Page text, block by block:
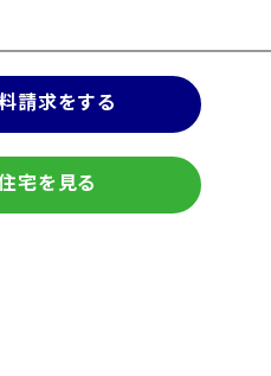
請求をする
宅を見る